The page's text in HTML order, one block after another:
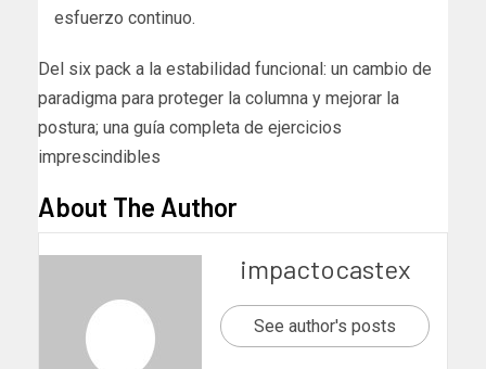
esfuerzo continuo.
​Del six pack a la estabilidad funcional: un cambio de
paradigma para proteger la columna y mejorar la
postura; una guía completa de ejercicios
imprescindibles
About The Author
impactocastex
See author's posts